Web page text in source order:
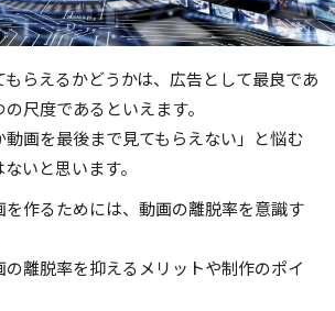
らえるかどうかは、広告として最良であ
尺度であるといえます。
動画を最後まで見てもらえない」と悩む
いと思います。
を作るためには、動画の離脱率を意識す
離脱率を抑えるメリットや制作のポイ